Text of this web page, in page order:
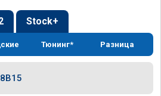
Stock+
Тюнинг* Разница